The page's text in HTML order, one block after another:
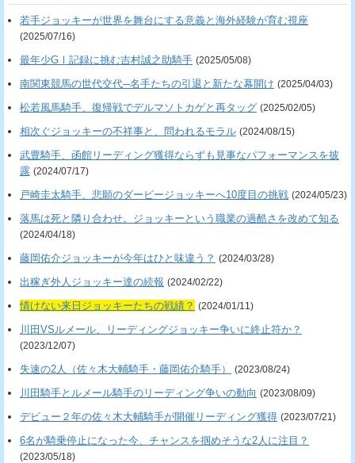
若手ジョッキーが世界を舞台にする意義と海外経験が育む視座
(2025/07/16)
最年少GⅠ記録に挑む吉村誠之助騎手 (2025/05/08)
南関東競馬の世代交代─名手たちの引退と新たな幕開け (2025/04/03)
松若風馬騎手、復帰戦でデルマソトカゲと再タッグ (2025/02/05)
相次ぐジョッキーの不祥事と、問われるモラル (2024/08/15)
武豊騎手、函館リーディング獲得ならずも見事なパフォーマンスを披
露 (2024/07/17)
戸崎圭太騎手、悲願のダービージョッキーへ10度目の挑戦 (2024/05/23)
落馬は死と隣り合わせ。ジョッキーという職業の過酷さを改めて知る
(2024/04/18)
藤岡佑介ジョッキーが今年はひと味違う？ (2024/03/28)
出稼ぎ外人ジョッキー達の続報 (2024/02/22)
情けない来日ジョッキーたちの戦績？ (2024/01/11)
川田VSルメール、リーディングジョッキー争いに終止符か？
(2023/12/07)
失速の2人（佐々木大輔騎手・藤岡佑介騎手） (2023/08/24)
川田騎手とルメール騎手のリーディング争いの動向 (2023/08/09)
デビュー２年の佐々木大輔騎手が開催リーディング獲得 (2023/07/21)
6名が騎乗停止になった今、チャンスを掴めそうな2人に注目？
(2023/05/18)